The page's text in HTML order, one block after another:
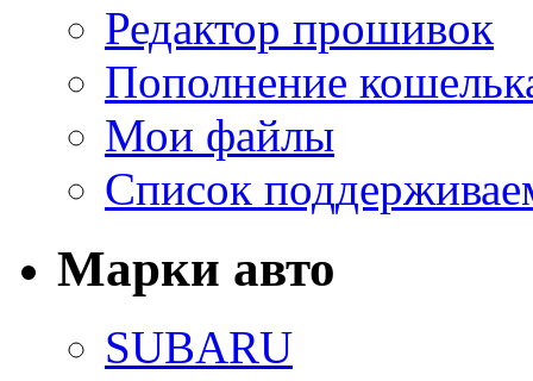
Редактор прошивок
Пополнение
Мои файлы
Список
Марки авто
SUBARU